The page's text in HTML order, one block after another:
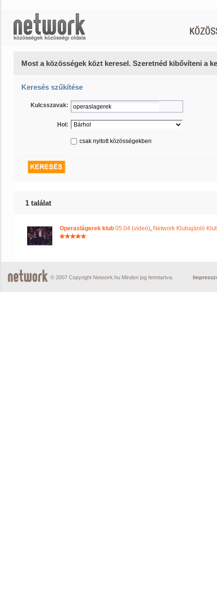
Most a közösségek közt keresel. Szeretnéd kibővíteni a
Keresés szűkítése
Kulcsszavak:
Hol:
csak nyitott közösségekben
1 találat
Operaslágerek klub 05:04 (videó), Network Klubajánló
© 2007 Copyright Network.hu Minden jog fenntartva.